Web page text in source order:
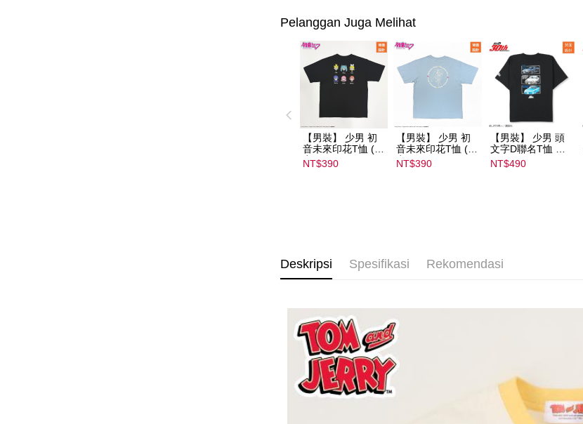
Pelanggan Juga Melihat
【男裝】 少男 初
音未來印花T恤 (初
音ミク) ｜
08022B01232000
NT$390
【男裝】 少男 初
音未來印花T恤 (初
音ミク) ｜
08022B01232000
NT$390
【男裝】 少男 頭
文字D聯名T恤 ｜
07102B01232000
15439
NT$490
Deskripsi Spesifikasi Rekomendasi